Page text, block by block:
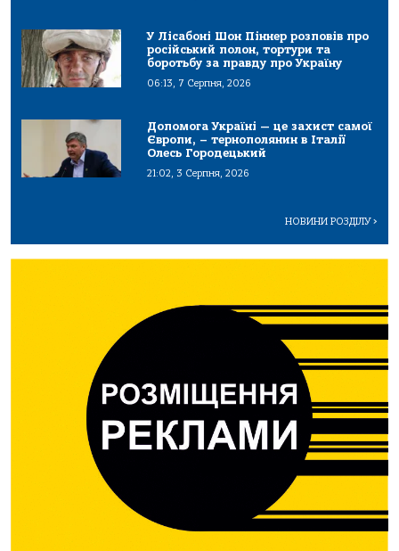
У Лісабоні Шон Піннер розповів про
російський полон, тортури та
боротьбу за правду про Україну
06:13, 7 Серпня, 2026
Допомога Україні — це захист самої
Європи, – тернополянин в Італії
Олесь Городецький
21:02, 3 Серпня, 2026
НОВИНИ РОЗДІЛУ>